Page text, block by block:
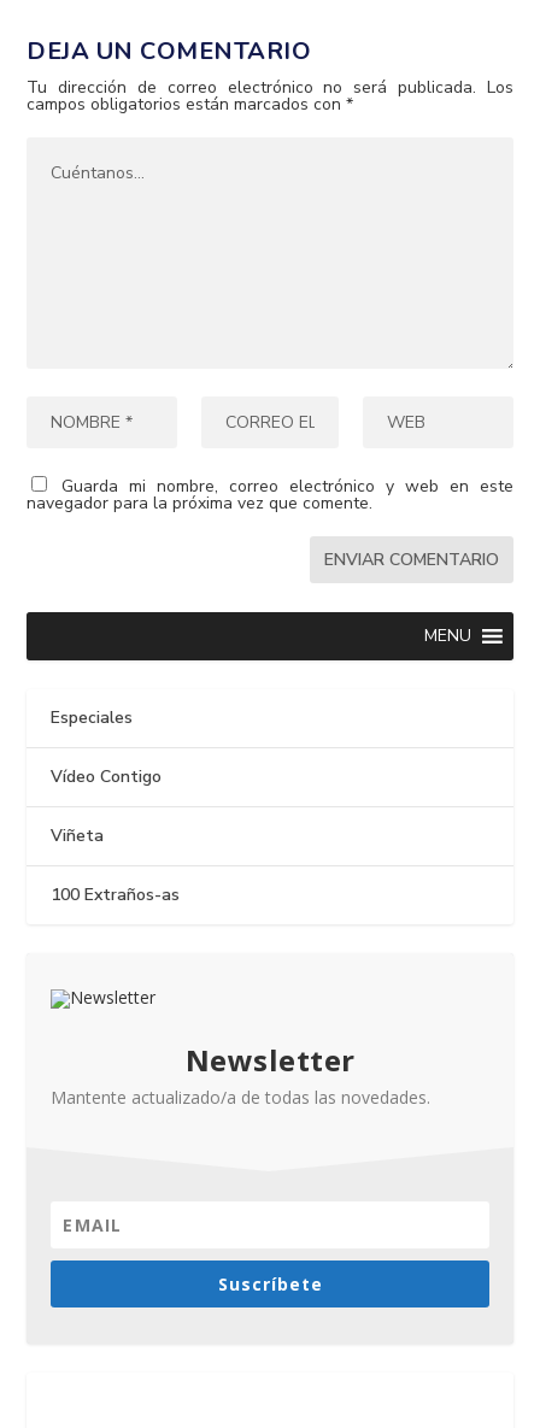
DEJA UN COMENTARIO
Tu dirección de correo electrónico no será publicada. Los
campos obligatorios están marcados con*
Guarda mi nombre, correo electrónico y web en este
navegador para la próxima vez que comente.
MENU
Especiales
Vídeo Contigo
Viñeta
100 Extraños-as
Newsletter
Mantente actualizado/a de todas las novedades.
Suscríbete